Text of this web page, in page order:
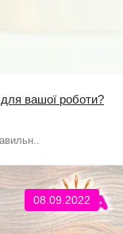
вашої роботи?
08.09.2022